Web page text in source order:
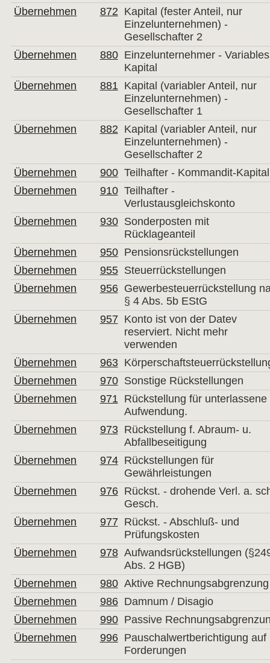
Übernehmen
872 Kapital (fester Anteil, nur
Einzelunternehmen) -
Gesellschafter 2
Übernehmen
880 Einzelunternehmer - Variables
Kapital
Übernehmen
881 Kapital (variabler Anteil, nur
Einzelunternehmen) -
Gesellschafter 1
Übernehmen
882 Kapital (variabler Anteil, nur
Einzelunternehmen) -
Gesellschafter 2
Übernehmen
900 Teilhafter - Kommandit-Kapital
Übernehmen
910 Teilhafter -
Verlustausgleichskonto
Übernehmen
930 Sonderposten mit
Rücklageanteil
Übernehmen
950 Pensionsrückstellungen
Übernehmen
955 Steuerrückstellungen
Übernehmen
956 Gewerbesteuerrückstellung
§ 4 Abs. 5b EStG
Übernehmen
957 Konto ist von der Datev
reserviert. Nicht mehr
verwenden
Übernehmen
963
Übernehmen
970 Sonstige Rückstellungen
Übernehmen
971 Rückstellung für unterlassene
Aufwendung.
Übernehmen
973 Rückstellung f. Abraum- u.
Abfallbeseitigung
Übernehmen
974 Rückstellungen für
Gewährleistungen
Übernehmen
976 Rückst. - drohende Verl. a.
Gesch.
Übernehmen
977 Rückst. - Abschluß- und
Prüfungskosten
Übernehmen
978 Aufwandsrückstellungen
Abs. 2 HGB)
Übernehmen
980 Aktive Rechnungsabgrenzung
Übernehmen
986 Damnum / Disagio
Übernehmen
990 Passive
Übernehmen
996 Pauschalwertberichtigung auf
Forderungen